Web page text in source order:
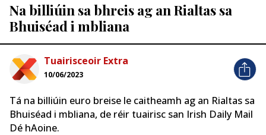
Na billiúin sa bhreis ag an Rialtas sa
Bhuiséad i mbliana
Tuairisceoir Extra
10/06/2023
Tá na billiúin euro breise le caitheamh ag an Rialtas sa
Bhuiséad i mbliana, de réir tuairisc san Irish Daily Mail
Dé hAoine.